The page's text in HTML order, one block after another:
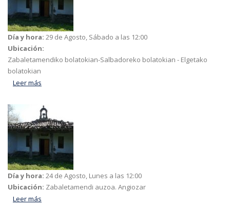
Día y hora: 29 de Agosto, Sábado a las 12:00
Ubicación:
Zabaletamendiko bolatokian-Salbadoreko bolatokian - Elgetako
bolatokian
Leer más
Día y hora: 24 de Agosto, Lunes a las 12:00
Ubicación: Zabaletamendi auzoa. Angiozar
Leer más